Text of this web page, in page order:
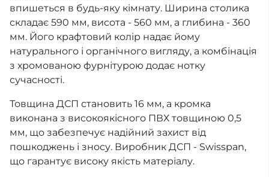
впишеться в будь-яку кімнату. Ширина столика
складає 590 мм, висота - 560 мм, а глибина - 360
мм. Його крафтовий колір надає йому
натурального і органічного вигляду, а комбінація
з хромованою фурнітурою додає нотку
сучасності.
Товщина ДСП становить 16 мм, а кромка
виконана з високоякісного ПВХ товщиною 0,5
мм, що забезпечує надійний захист від
пошкоджень і зносу. Виробник ДСП - Swisspan,
що гарантує високу якість матеріалу.